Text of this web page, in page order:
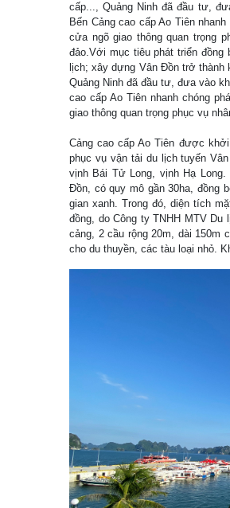
cấp..., Quảng Ninh đã đầu tư,
Bến Cảng cao cấp Ao Tiên
cửa ngõ giao thông quan trọng
đảo.Với mục tiêu phát triển
lịch; xây dựng Vân Đồn trở thành
Quảng Ninh đã đầu tư, đưa vào
cao cấp Ao Tiên nhanh chóng
giao thông quan trọng phục vụ
Cảng cao cấp Ao Tiên được
phục vụ vận tải du lịch tuyến
vịnh Bái Tử Long, vịnh Hạ
Đồn, có quy mô gần 30ha, đồng
gian xanh. Trong đó, diện tích
đồng, do Công ty TNHH MTV
cảng, 2 cầu rộng 20m, dài 150m
cho du thuyền, các tàu loại nhỏ.